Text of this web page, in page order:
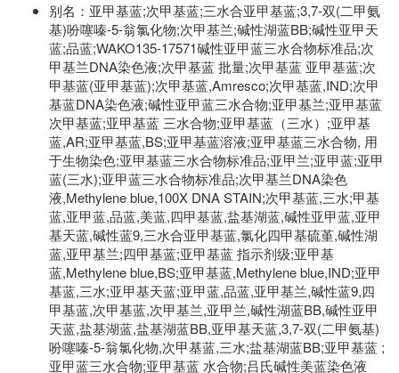
别名： 亚甲基蓝;次甲基蓝;三水合亚甲基蓝;3,7-双(二甲氨
基)吩噻嗪-5-翁氯化物;次甲基兰;碱性湖蓝BB;碱性亚甲天
蓝;品蓝;WAKO135-17571碱性亚甲蓝三水合物标准品;次
甲基兰DNA染色液;次甲基蓝 批量;次甲基蓝 亚甲基蓝;次
甲基蓝(亚甲基蓝);次甲基蓝,Amresco;次甲基蓝,IND;次甲
基蓝DNA染色液;碱性亚甲蓝三水合物;亚甲基兰;亚甲基蓝
次甲基蓝;亚甲基蓝 三水合物;亚甲基蓝（三水）;亚甲基
蓝,AR;亚甲基蓝,BS;亚甲基蓝溶液;亚甲基蓝三水合物, 用
于生物染色;亚甲基蓝三水合物标准品;亚甲兰;亚甲蓝;亚甲
蓝(三水);亚甲蓝三水合物标准品;次甲基兰DNA染色
液,Methylene blue,100X DNA STAIN;次甲基蓝,三水;甲基
蓝,亚甲蓝,品蓝,美蓝,四甲基蓝,盐基湖蓝,碱性亚甲蓝,亚甲
基天蓝,碱性蓝9,三水合亚甲基蓝,氯化四甲基硫堇,碱性湖
蓝,亚甲基兰;四甲基蓝;亚甲基蓝 指示剂级;亚甲基
蓝,Methylene blue,BS;亚甲基蓝,Methylene blue,IND;亚甲
基蓝,三水;亚甲基天蓝;亚甲蓝,品蓝,亚甲基兰,碱性蓝9,四
甲基蓝,次甲基蓝,次甲基兰,亚甲兰,碱性湖蓝BB,碱性亚甲
天蓝,盐基湖蓝,盐基湖蓝BB,亚甲基天蓝,3,7-双(二甲氨基)
吩噻嗪-5-翁氯化物,次甲基蓝,三水;盐基湖蓝BB;亚甲基蓝 ​;
亚甲蓝三水合物;亚甲基蓝 水合物;吕氏碱性美蓝染色液